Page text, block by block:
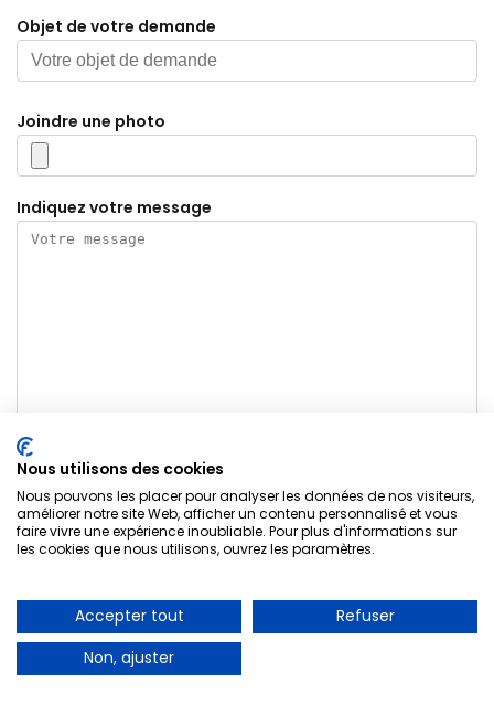
Objet de votre demande
Joindre une photo
Indiquez votre message
Envoyez mon message
Nos services
Electricien La Butte Rouge 92290
A PARTIR DE 30€
Dépannage d’urgence
Nous utilisons des cookies
Nous pouvons les placer pour analyser les données de nos visiteurs,
améliorer notre site Web, afficher un contenu personnalisé et vous
faire vivre une expérience inoubliable. Pour plus d'informations sur
les cookies que nous utilisons, ouvrez les paramètres.
Accepter tout
Refuser
Non, ajuster